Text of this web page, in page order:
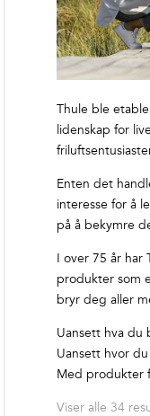
Thule ble
lidenskap for
Enten det
interesse for å
på å bekymre
I over 75 år har
produkter som
bryr deg aller
Uansett hva du
Uansett hvor
Med produkter
Viser alle 34